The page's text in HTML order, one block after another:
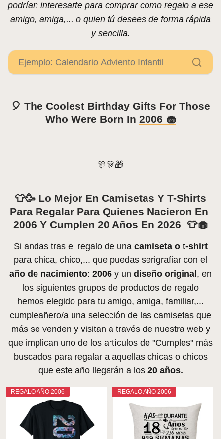
podrían interesarte para comprar como regalo a ese
amigo, amiga,... o quien tú desees de forma rápida
y sencilla.
🎈 The Coolest Birthday Gifts For Those
Who Were Born In 2006 🧁
🎊🎊🎁
👕🥳 Lo Mejor En Camisetas Y T-Shirts
Para Regalar Para Quienes Nacieron En
2006 Y Cumplen 20 Años En 2026 👕🧁
Si andas tras el regalo de una camiseta o t-shirt
para chica, chico,... que puedas serigrafiar con el
año de nacimiento: 2006 y un diseño original , en
los siguientes grupos de productos de regalo
hemos elegido para tu amigo, amiga, familiar,...
cumpleañero/a una selección de las camisetas que
más se venden y visitan a través de nuestra web y
que implican uno de los artículos de "Cumples" más
buscados para regalar a aquellas chicas o chicos
que este año llegarán a los 20 años.
REGALO AÑO 2006 REGALO AÑO 2006